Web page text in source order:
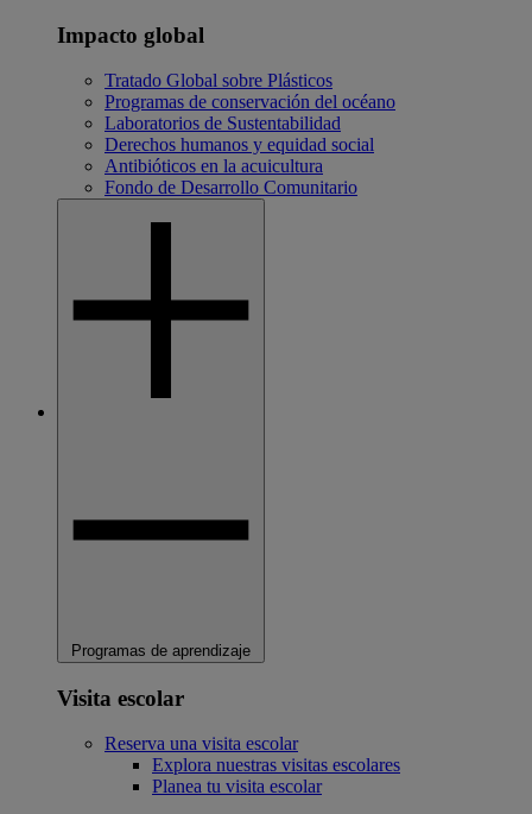
Impacto global
Tratado Global sobre Plásticos
Programas de conservación del océano
Laboratorios de Sustentabilidad
Derechos humanos y equidad social
Antibióticos en la acuicultura
Fondo de Desarrollo Comunitario
Programas de aprendizaje
Visita escolar
Reserva una visita escolar
Explora nuestras visitas escolares
Planea tu visita escolar